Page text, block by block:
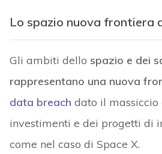
Lo spazio nuova frontiera
Gli ambiti dello spazio e dei
rappresentano una nuova
data breach dato il
investimenti e dei progetti di
come nel caso di Space X.